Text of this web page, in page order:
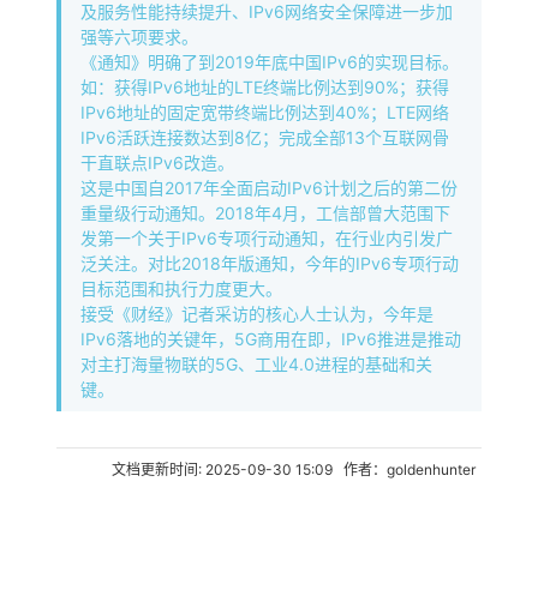
及服务性能持续提升、IPv6网络安全保障进一步加
强等六项要求。
《通知》明确了到2019年底中国IPv6的实现目标。
如：获得IPv6地址的LTE终端比例达到90%；获得
IPv6地址的固定宽带终端比例达到40%；LTE网络
IPv6活跃连接数达到8亿；完成全部13个互联网骨
干直联点IPv6改造。
这是中国自2017年全面启动IPv6计划之后的第二份
重量级行动通知。2018年4月，工信部曾大范围下
发第一个关于IPv6专项行动通知，在行业内引发广
泛关注。对比2018年版通知，今年的IPv6专项行动
目标范围和执行力度更大。
接受《财经》记者采访的核心人士认为，今年是
IPv6落地的关键年，5G商用在即，IPv6推进是推动
对主打海量物联的5G、工业4.0进程的基础和关
键。
文档更新时间: 2025-09-30 15:09 作者：goldenhunter